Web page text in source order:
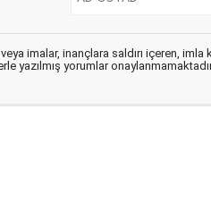
imalar, inançlara saldırı içeren, imla
yazılmış yorumlar